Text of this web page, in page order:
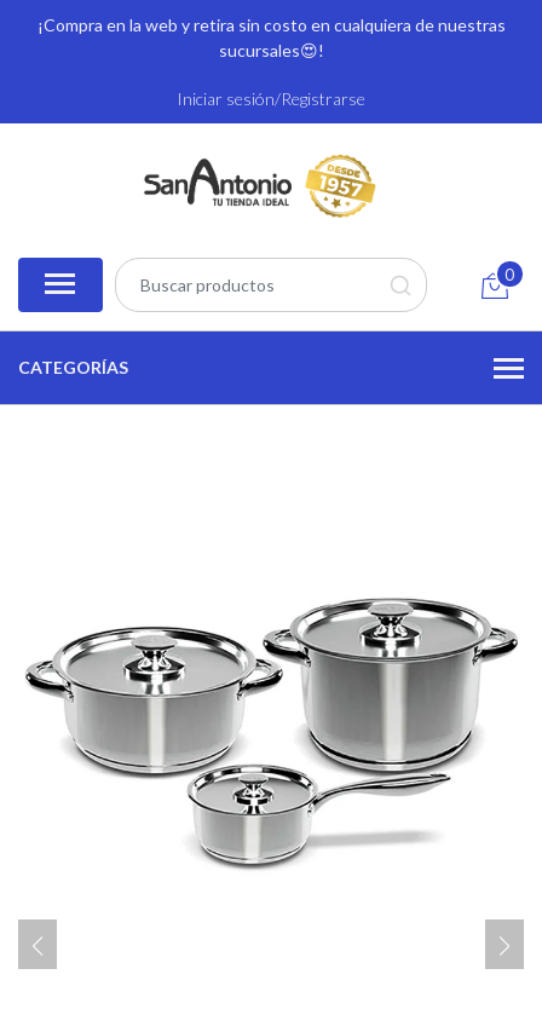
¡Compra en la web y retira sin costo en cualquiera de nuestras
sucursales😍!
Iniciar sesión/Registrarse
0
CATEGORÍAS